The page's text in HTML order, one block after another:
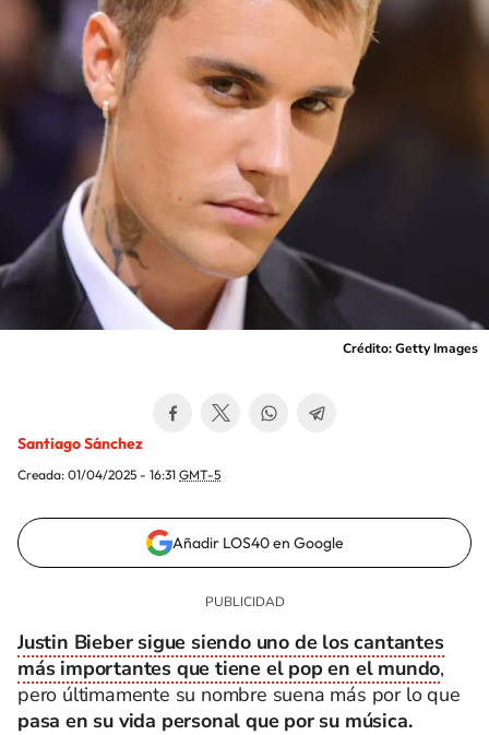
Crédito: Getty Images
Santiago Sánchez
Creada: 01/04/2025 - 16:31 GMT-5
Añadir LOS40 en Google
Justin Bieber sigue siendo uno de los cantantes
más importantes que tiene el pop en el mundo,
pero últimamente su nombre suena más por lo que
pasa en su vida personal que por su música.